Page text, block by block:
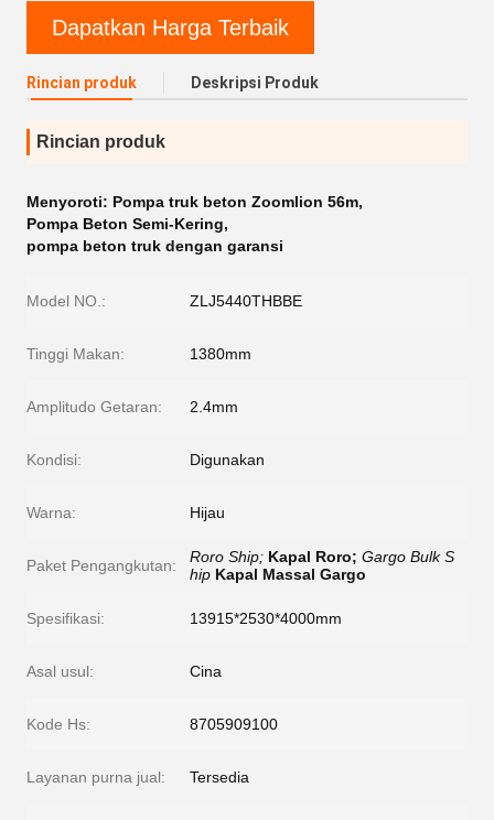
Dapatkan Harga Terbaik
Rincian produk Deskripsi Produk
Rincian produk
Menyoroti: Pompa truk beton Zoomlion 56m,
Pompa Beton Semi-Kering,
pompa beton truk dengan garansi
Model NO.: ZLJ5440THBBE
Tinggi Makan: 1380mm
Amplitudo Getaran: 2.4mm
Kondisi: Digunakan
Warna: Hijau
Paket Pengangkutan: Roro Ship; Kapal Roro; Gargo Bulk S
hip Kapal Massal Gargo
Spesifikasi: 13915*2530*4000mm
Asal usul: Cina
Kode Hs: 8705909100
Layanan purna jual: Tersedia